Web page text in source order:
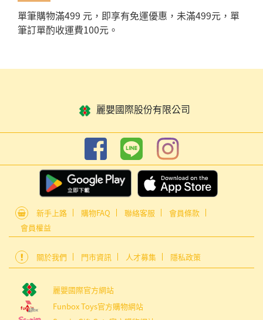
單筆購物滿499 元，即享有免運優惠，未滿499元，單
筆訂單酌收運費100元。
麗嬰國際股份有限公司
新手上路 購物FAQ 聯絡客服
會員條款
會員權益
關於我們 門市資訊 人才募集 隱私政策
麗嬰國際官方網站
Funbox Toys官方購物網站